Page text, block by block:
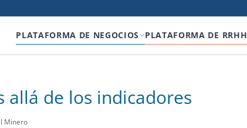
PLATAFORMA DE NEGOCIOS PLATAFORMA DE RRHH
allá de los indicadores
Minero